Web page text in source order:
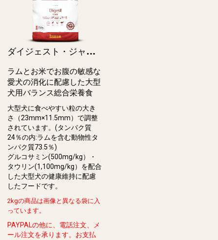
ダ
イジェスト・ジャイアント / Digest Giant
ラムとお米でお腹の敏感な
愛犬の消化に配慮した大型
犬用バランス総合栄養食
大型犬に食べやすい粒の大き
さ（23mm×11.5mm）で調整
されています。(タンパク質
24％の内:ラムを含む動物性タ
ンパク質73.5％)
グルコサミン(500mg/kg）・
タウリン(1,100mg/kg）を配合
した大型犬の健康維持に配慮
したフードです。
2kgの商品は画像と異なる袋に入
っています。
PAYPALの他に、電話注文、メ
ール注文を承ります。お支払